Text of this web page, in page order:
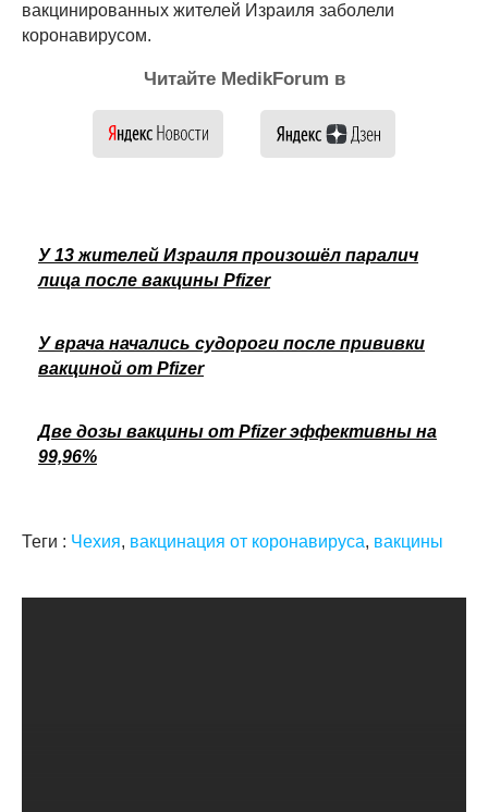
вакцинированных жителей Израиля заболели
коронавирусом.
Читайте MedikForum в
У 13 жителей Израиля произошёл паралич
лица после вакцины Pfizer
У врача начались судороги после прививки
вакциной от Pfizer
Две дозы вакцины от Pfizer эффективны на
99,96%
Теги : Чехия, вакцинация от коронавируса, вакцины